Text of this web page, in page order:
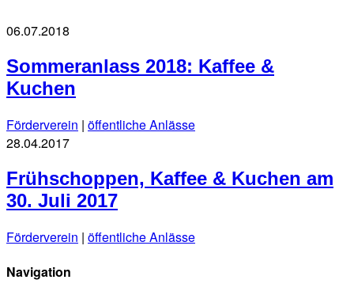
06.07.2018
Sommeranlass 2018: Kaffee &
Kuchen
Förderverein | öffentliche Anlässe
28.04.2017
Frühschoppen, Kaffee & Kuchen am
30. Juli 2017
Förderverein | öffentliche Anlässe
Navigation